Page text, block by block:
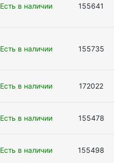
Есть в наличии 155641
Есть в наличии 155735
Есть в наличии 172022
Есть в наличии 155478
Есть в наличии 155498